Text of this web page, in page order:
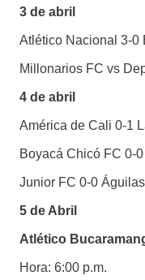
3 de abril
Atlético Nacional 3-0
Millonarios FC vs
4 de abril
América de Cali 0-1
Boyacá Chicó FC 0-
Junior FC 0-0
5 de Abril
Atlético
Hora: 6:00 p.m.